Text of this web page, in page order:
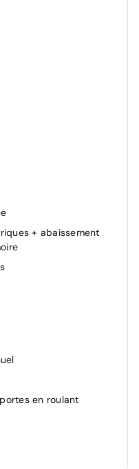
Electrochrome
+ abaissement
en roulant
de pluie